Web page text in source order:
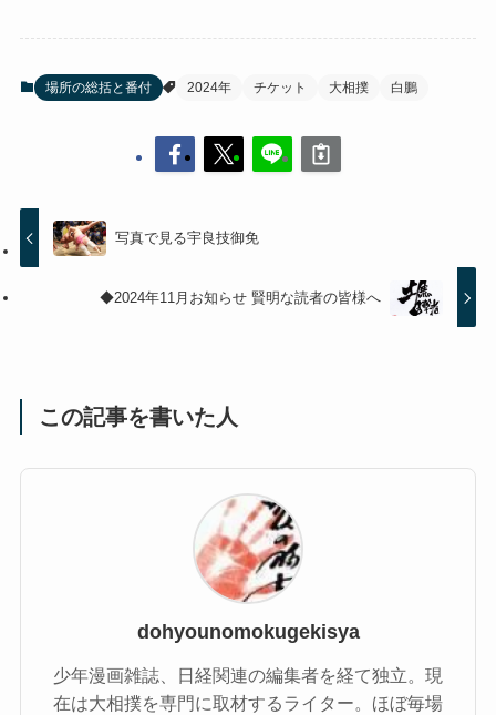
場所の総括と番付 2024年 チケット 大相撲 白鵬
写真で見る宇良技御免
◆2024年11月お知らせ 賢明な読者の皆様へ
この記事を書いた人
dohyounomokugekisya
少年漫画雑誌、日経関連の編集者を経て独立。現
在は大相撲を専門に取材するライター。ほぼ毎場